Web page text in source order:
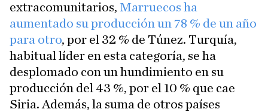
extracomunitarios, Marruecos ha
aumentado su producción un 78 % de un año
para otro, por el 32 % de Túnez. Turquía,
habitual líder en esta categoría, se ha
desplomado con un hundimiento en su
producción del 43 %, por el 10 % que cae
Siria. Además, la suma de otros países